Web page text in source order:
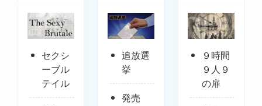
セクシ
ーブル
テイル
追放選
挙
発売
９時間
９人９
の扉